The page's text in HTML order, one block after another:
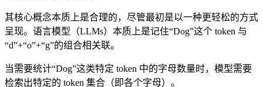
其核心概念本质上是合理的，尽管最初是以一种更轻松的方式
呈现。语言模型（LLMs）本质上是记住“Dog”这个 token 与
“d”+“o”+“g”的组合相关联。
当需要统计“Dog”这类特定 token 中的字母数量时，模型需要
检索出特定的 token 集合（即各个字母）。